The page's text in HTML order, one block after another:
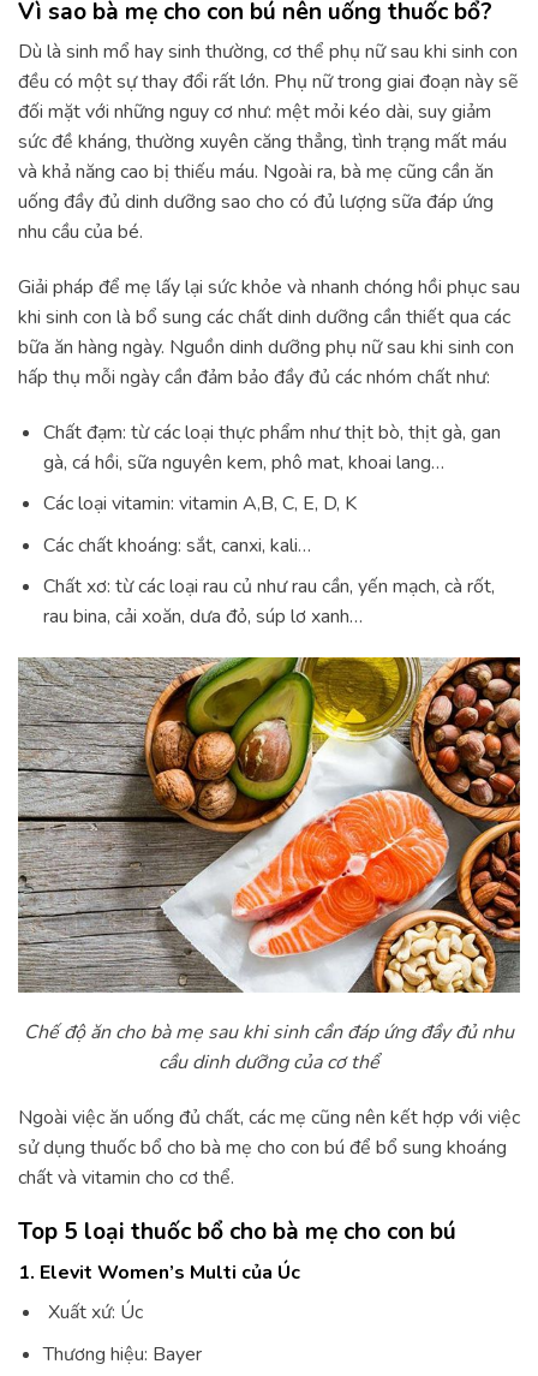
Vì sao bà mẹ cho con bú nên uống thuốc bổ?
Dù là sinh mổ hay sinh thường, cơ thể phụ nữ sau khi sinh con
đều có một sự thay đổi rất lớn. Phụ nữ trong giai đoạn này sẽ
đối mặt với những nguy cơ như: mệt mỏi kéo dài, suy giảm
sức đề kháng, thường xuyên căng thẳng, tình trạng mất máu
và khả năng cao bị thiếu máu. Ngoài ra, bà mẹ cũng cần ăn
uống đầy đủ dinh dưỡng sao cho có đủ lượng sữa đáp ứng
nhu cầu của bé.
Giải pháp để mẹ lấy lại sức khỏe và nhanh chóng hồi phục sau
khi sinh con là bổ sung các chất dinh dưỡng cần thiết qua các
bữa ăn hàng ngày. Nguồn dinh dưỡng phụ nữ sau khi sinh con
hấp thụ mỗi ngày cần đảm bảo đầy đủ các nhóm chất như:
Chất đạm: từ các loại thực phẩm như thịt bò, thịt gà, gan
gà, cá hồi, sữa nguyên kem, phô mat, khoai lang…
Các loại vitamin: vitamin A,B, C, E, D, K
Các chất khoáng: sắt, canxi, kali…
Chất xơ: từ các loại rau củ như rau cần, yến mạch, cà rốt,
rau bina, cải xoăn, dưa đỏ, súp lơ xanh…
Chế độ ăn cho bà mẹ sau khi sinh cần đáp ứng đầy đủ nhu
cầu dinh dưỡng của cơ thể
Ngoài việc ăn uống đủ chất, các mẹ cũng nên kết hợp với việc
sử dụng thuốc bổ cho bà mẹ cho con bú để bổ sung khoáng
chất và vitamin cho cơ thể.
Top 5 loại thuốc bổ cho bà mẹ cho con bú
1. Elevit Women’s Multi của Úc
Xuất xứ: Úc
Thương hiệu: Bayer